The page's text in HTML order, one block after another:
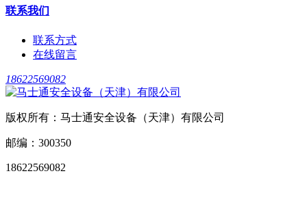
联系我们
联系方式
在线留言
18622569082
版权所有：马士通安全设备（天津）有限公司
邮编：300350
18622569082